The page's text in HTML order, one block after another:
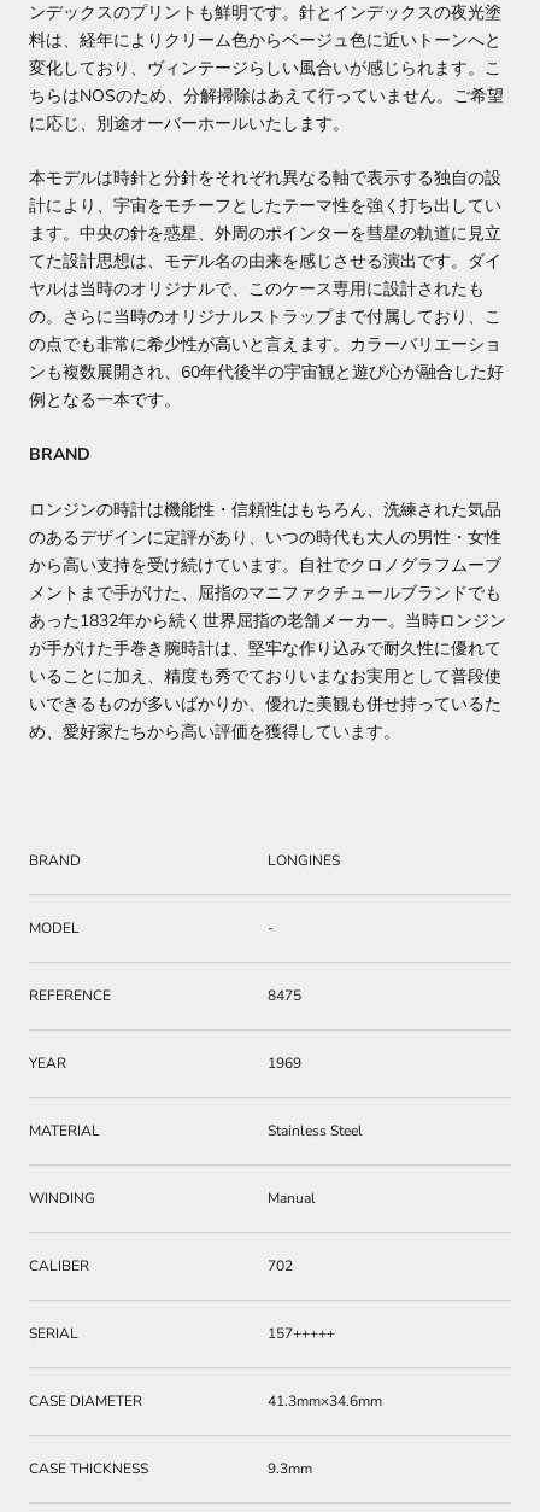
ンデックスのプリントも鮮明です。針とインデックスの夜光塗
料は、経年によりクリーム色からベージュ色に近いトーンへと
変化しており、ヴィンテージらしい風合いが感じられます。 こ
ちらはNOSのため、分解掃除はあえて行っていません。ご希望
に応じ、別途オーバーホールいたします。
本モデルは時針と分針をそれぞれ異なる軸で表示する独自の設
計により、宇宙をモチーフとしたテーマ性を強く打ち出してい
ます。中央の針を惑星、外周のポインターを彗星の軌道に見立
てた設計思想は、モデル名の由来を感じさせる演出です。ダイ
ヤルは当時のオリジナルで、このケース専用に設計されたも
の。さらに当時のオリジナルストラップまで付属しており、こ
の点でも非常に希少性が高いと言えます。カラーバリエーショ
ンも複数展開され、60年代後半の宇宙観と遊び心が融合した好
例となる一本です。
BRAND
ロンジンの時計は機能性・信頼性はもちろん、洗練された気品
のあるデザインに定評があり、いつの時代も大人の男性・女性
から高い支持を受け続けています。自社でクロノグラフムーブ
メントまで手がけた、屈指のマニファクチュールブランドでも
あった1832年から続く世界屈指の老舗メーカー。当時ロンジン
が手がけた手巻き腕時計は、堅牢な作り込みで耐久性に優れて
いることに加え、精度も秀でておりいまなお実用として普段使
いできるものが多いばかりか、優れた美観も併せ持っているた
め、愛好家たちから高い評価を獲得しています。
BRAND LONGINES
MODEL -
REFERENCE 8475
YEAR 1969
MATERIAL Stainless Steel
WINDING Manual
CALIBER 702
SERIAL 157+++++
CASE DIAMETER 41.3mm×34.6mm
CASE THICKNESS 9.3mm